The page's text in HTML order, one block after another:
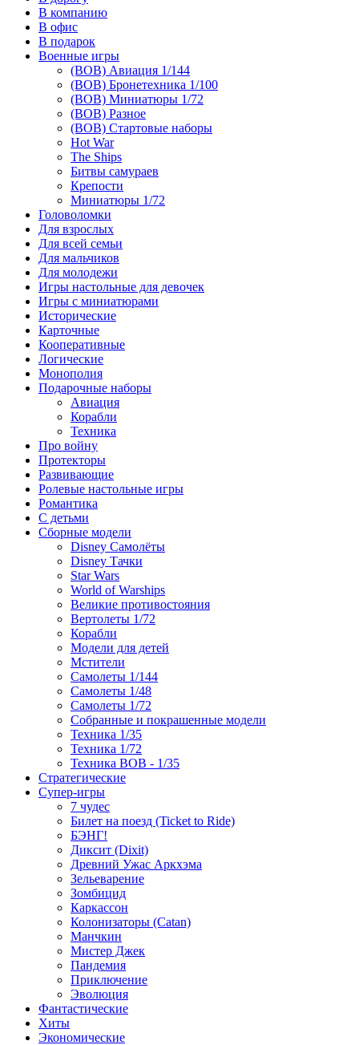
В компанию
В офис
В подарок
Военные игры
(ВОВ) Авиация 1/144
(ВОВ) Бронетехника 1/100
(ВОВ) Миниатюры 1/72
(ВОВ) Разное
(ВОВ) Стартовые наборы
Hot War
The Ships
Битвы самураев
Крепости
Миниатюры 1/72
Головоломки
Для взрослых
Для всей семьи
Для мальчиков
Для молодежи
Игры настольные для девочек
Игры с миниатюрами
Исторические
Карточные
Кооперативные
Логические
Монополия
Подарочные наборы
Авиация
Корабли
Техника
Про войну
Протекторы
Развивающие
Ролевые настольные игры
Романтика
С детьми
Сборные модели
Disney Самолёты
Disney Тачки
Star Wars
World of Warships
Великие противостояния
Вертолеты 1/72
Корабли
Модели для детей
Мстители
Самолеты 1/144
Самолеты 1/48
Самолеты 1/72
Собранные и покрашенные модели
Техника 1/35
Техника 1/72
Техника ВОВ - 1/35
Стратегические
Супер-игры
7 чудес
Билет на поезд (Ticket to Ride)
БЭНГ!
Диксит (Dixit)
Древний Ужас Аркхэма
Зельеварение
Зомбицид
Каркассон
Колонизаторы (Catan)
Манчкин
Мистер Джек
Пандемия
Приключение
Эволюция
Фантастические
Хиты
Экономические